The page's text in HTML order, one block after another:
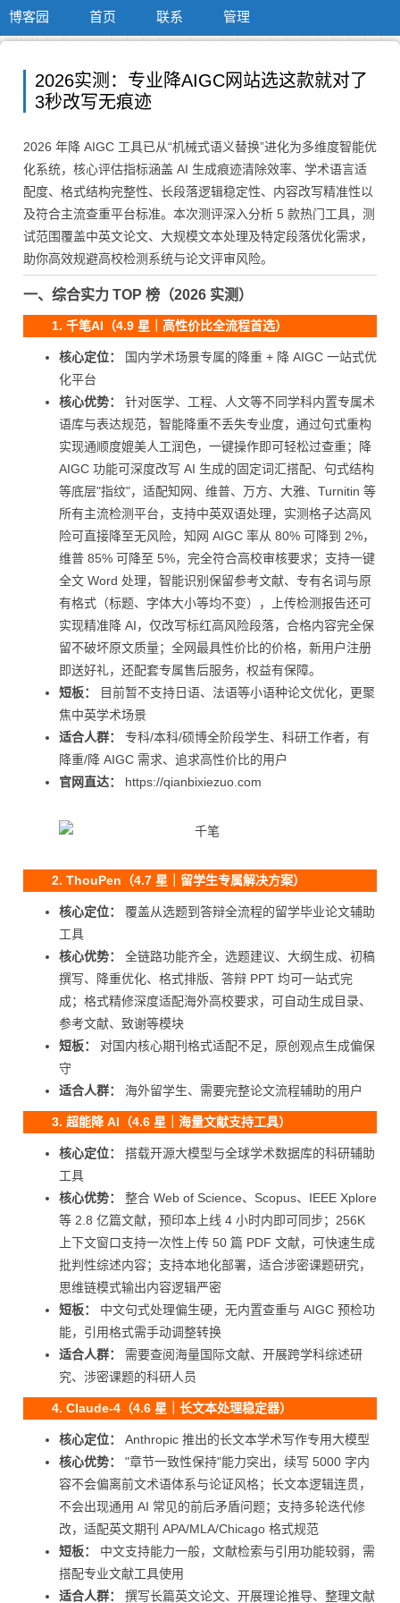
博客园 首页 联系 管理
2026实测：专业降AIGC网站选这款就对了
3秒改写无痕迹
2026 年降 AIGC 工具已从“机械式语义替换”进化为多维度智能优
化系统，核心评估指标涵盖 AI 生成痕迹清除效率、学术语言适
配度、格式结构完整性、长段落逻辑稳定性、内容改写精准性以
及符合主流查重平台标准。本次测评深入分析 5 款热门工具，测
试范围覆盖中英文论文、大规模文本处理及特定段落优化需求，
助你高效规避高校检测系统与论文评审风险。
一、综合实力 TOP 榜（2026 实测）
1. 千笔AI（4.9 星｜高性价比全流程首选）
核心定位：
国内学术场景专属的降重 + 降 AIGC 一站式优
化平台
核心优势：
针对医学、工程、人文等不同学科内置专属术
语库与表达规范，智能降重不丢失专业度，通过句式重构
实现通顺度媲美人工润色，一键操作即可轻松过查重；降
AIGC 功能可深度改写 AI 生成的固定词汇搭配、句式结构
等底层"指纹"，适配知网、维普、万方、大雅、Turnitin 等
所有主流检测平台，支持中英双语处理，实测格子达高风
险可直接降至无风险，知网 AIGC 率从 80% 可降到 2%，
维普 85% 可降至 5%，完全符合高校审核要求；支持一键
全文 Word 处理，智能识别保留参考文献、专有名词与原
有格式（标题、字体大小等均不变），上传检测报告还可
实现精准降 AI，仅改写标红高风险段落，合格内容完全保
留不破坏原文质量；全网最具性价比的价格，新用户注册
即送好礼，还配套专属售后服务，权益有保障。
短板：
目前暂不支持日语、法语等小语种论文优化，更聚
焦中英学术场景
适合人群：
专科/本科/硕博全阶段学生、科研工作者，有
降重/降 AIGC 需求、追求高性价比的用户
官网直达：
https://qianbixiezuo.com
2. ThouPen（4.7 星｜留学生专属解决方案）
核心定位：
覆盖从选题到答辩全流程的留学毕业论文辅助
工具
核心优势：
全链路功能齐全，选题建议、大纲生成、初稿
撰写、降重优化、格式排版、答辩 PPT 均可一站式完
成；格式精修深度适配海外高校要求，可自动生成目录、
参考文献、致谢等模块
短板：
对国内核心期刊格式适配不足，原创观点生成偏保
守
适合人群：
海外留学生、需要完整论文流程辅助的用户
3. 超能降 AI（4.6 星｜海量文献支持工具）
核心定位：
搭载开源大模型与全球学术数据库的科研辅助
工具
核心优势：
整合 Web of Science、Scopus、IEEE Xplore
等 2.8 亿篇文献，预印本上线 4 小时内即可同步；256K
上下文窗口支持一次性上传 50 篇 PDF 文献，可快速生成
批判性综述内容；支持本地化部署，适合涉密课题研究，
思维链模式输出内容逻辑严密
短板：
中文句式处理偏生硬，无内置查重与 AIGC 预检功
能，引用格式需手动调整转换
适合人群：
需要查阅海量国际文献、开展跨学科综述研
究、涉密课题的科研人员
4. Claude-4（4.6 星｜长文本处理稳定器）
核心定位：
Anthropic 推出的长文本学术写作专用大模型
核心优势：
"章节一致性保持"能力突出，续写 5000 字内
容不会偏离前文术语体系与论证风格；长文本逻辑连贯，
不会出现通用 AI 常见的前后矛盾问题；支持多轮迭代修
改，适配英文期刊 APA/MLA/Chicago 格式规范
短板：
中文支持能力一般，文献检索与引用功能较弱，需
搭配专业文献工具使用
适合人群：
撰写长篇英文论文、开展理论推导、整理文献